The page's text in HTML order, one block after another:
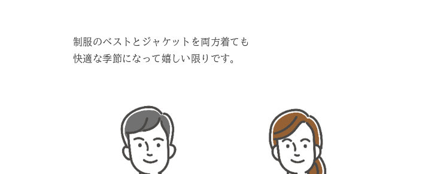
制服のベストとジャケットを両方着ても
快適な季節になって嬉しい限りです。